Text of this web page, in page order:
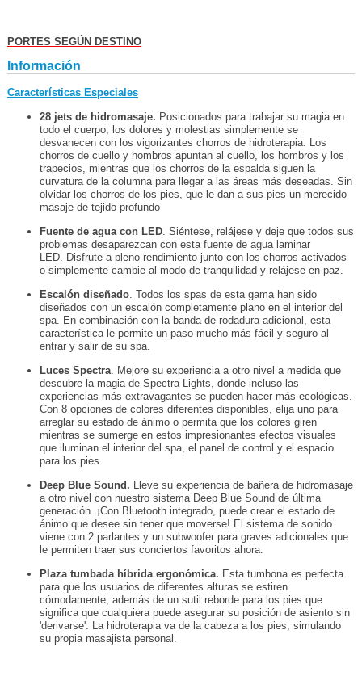
PORTES SEGÚN DESTINO
Información
Características Especiales
28 jets de hidromasaje. Posicionados para trabajar su magia en
todo el cuerpo, los dolores y molestias simplemente se
desvanecen con los vigorizantes chorros de hidroterapia. Los
chorros de cuello y hombros apuntan al cuello, los hombros y los
trapecios, mientras que los chorros de la espalda siguen la
curvatura de la columna para llegar a las áreas más deseadas. Sin
olvidar los chorros de los pies, que le dan a sus pies un merecido
masaje de tejido profundo
Fuente de agua con LED. Siéntese, relájese y deje que todos sus
problemas desaparezcan con esta fuente de agua laminar
LED. Disfrute a pleno rendimiento junto con los chorros activados
o simplemente cambie al modo de tranquilidad y relájese en paz.
Escalón diseñado. Todos los spas de esta gama han sido
diseñados con un escalón completamente plano en el interior del
spa. En combinación con la banda de rodadura adicional, esta
característica le permite un paso mucho más fácil y seguro al
entrar y salir de su spa.
Luces Spectra. Mejore su experiencia a otro nivel a medida que
descubre la magia de Spectra Lights, donde incluso las
experiencias más extravagantes se pueden hacer más ecológicas.
Con 8 opciones de colores diferentes disponibles, elija uno para
arreglar su estado de ánimo o permita que los colores giren
mientras se sumerge en estos impresionantes efectos visuales
que iluminan el interior del spa, el panel de control y el espacio
para los pies.
Deep Blue Sound. Lleve su experiencia de bañera de hidromasaje
a otro nivel con nuestro sistema Deep Blue Sound de última
generación. ¡Con Bluetooth integrado, puede crear el estado de
ánimo que desee sin tener que moverse! El sistema de sonido
viene con 2 parlantes y un subwoofer para graves adicionales que
le permiten traer sus conciertos favoritos ahora.
Plaza tumbada híbrida ergonómica. Esta tumbona es perfecta
para que los usuarios de diferentes alturas se estiren
cómodamente, además de un sutil reborde para los pies que
significa que cualquiera puede asegurar su posición de asiento sin
'derivarse'. La hidroterapia va de la cabeza a los pies, simulando
su propia masajista personal.